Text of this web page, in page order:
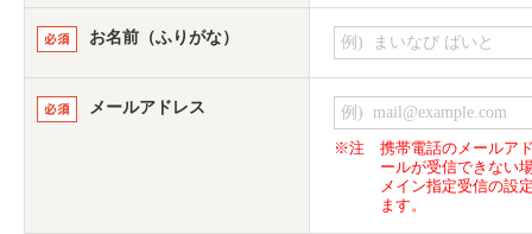
お名前（ふりがな）
メールアドレス
※注
携帯電話のメールア
ールが受信できない
メイン指定受信の設
ます。